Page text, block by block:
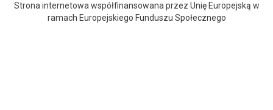
Strona internetowa współfinansowana przez Unię Europejską w
ramach Europejskiego Funduszu Społecznego